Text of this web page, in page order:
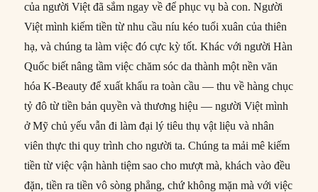
của người Việt đã sắm ngay về để phục vụ bà con. Người
Việt mình kiếm tiền từ nhu cầu níu kéo tuổi xuân của thiên
hạ, và chúng ta làm việc đó cực kỳ tốt. Khác với người Hàn
Quốc biết nâng tầm việc chăm sóc da thành một nền văn
hóa K-Beauty để xuất khẩu ra toàn cầu — thu về hàng chục
tỷ đô từ tiền bản quyền và thương hiệu — người Việt mình
ở Mỹ chủ yếu vẫn đi làm đại lý tiêu thụ vật liệu và nhân
viên thực thi quy trình cho người ta. Chúng ta mải mê kiếm
tiền từ việc vận hành tiệm sao cho mượt mà, khách vào đều
đặn, tiền ra tiền vô sòng phẳng, chứ không mặn mà với việc